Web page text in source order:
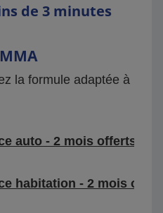
de 3 minutes
la formule adaptée à
auto - 2 mois offerts
habitation - 2 mois